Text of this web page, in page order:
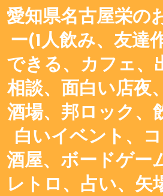
愛知県名古屋栄の
ー(1人飲み、友達
できる、カフェ、
相談、面白い店夜
酒場、邦ロック、
白いイベント、
酒屋、ボードゲー
レトロ、占い、矢